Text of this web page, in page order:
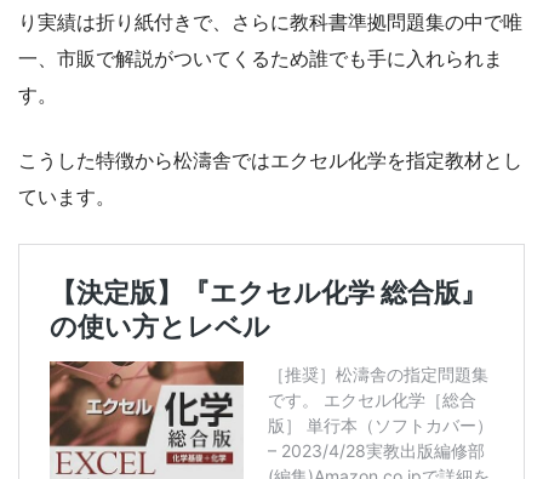
り実績は折り紙付きで、さらに教科書準拠問題集の中で唯
一、市販で解説がついてくるため誰でも手に入れられま
す。
こうした特徴から松濤舎ではエクセル化学を指定教材とし
ています。